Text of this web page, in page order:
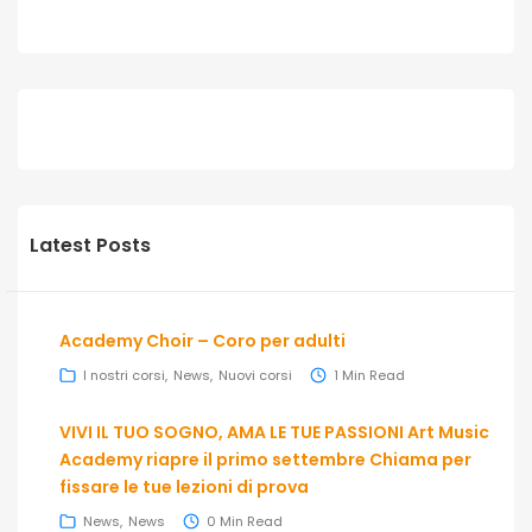
Latest Posts
Academy Choir – Coro per adulti
I nostri corsi News Nuovi corsi 1 Min Read
VIVI IL TUO SOGNO, AMA LE TUE PASSIONI Art Music
Academy riapre il primo settembre Chiama per
fissare le tue lezioni di prova
News News 0 Min Read